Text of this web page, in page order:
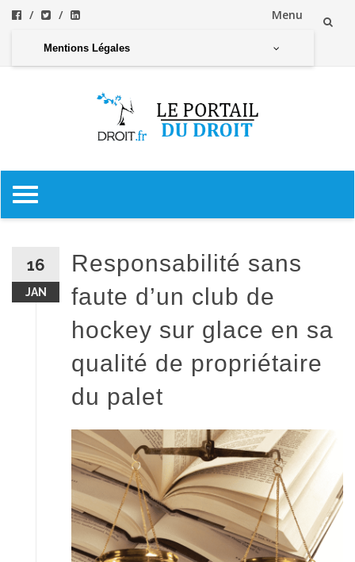
Menu
Mentions Légales
Responsabilité sans
faute d’un club de
hockey sur glace en sa
qualité de propriétaire
du palet
16
JAN